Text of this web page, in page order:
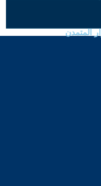
المتمدن